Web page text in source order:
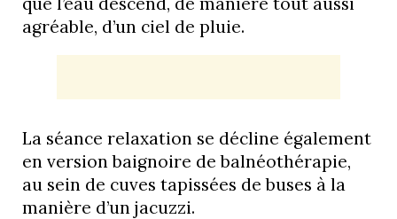
agréable, d’un ciel de pluie.
La séance relaxation se décline également
en version baignoire de balnéothérapie,
au sein de cuves tapissées de buses à la
manière d’un jacuzzi.